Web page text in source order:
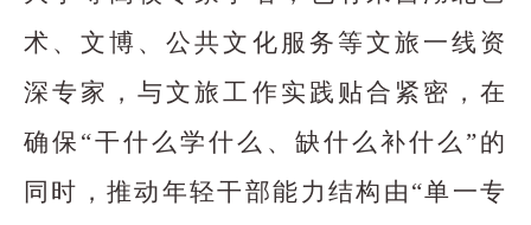
术、文博、公共文化服务等文旅一线资
深专家，与文旅工作实践贴合紧密，在
确保“干什么学什么、缺什么补什么”的
同时，推动年轻干部能力结构由“单一专